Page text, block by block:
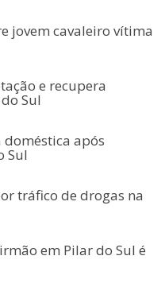
jovem cavaleiro vítima
e recupera
Sul
doméstica após
Sul
tráfico de drogas na
em Pilar do Sul é